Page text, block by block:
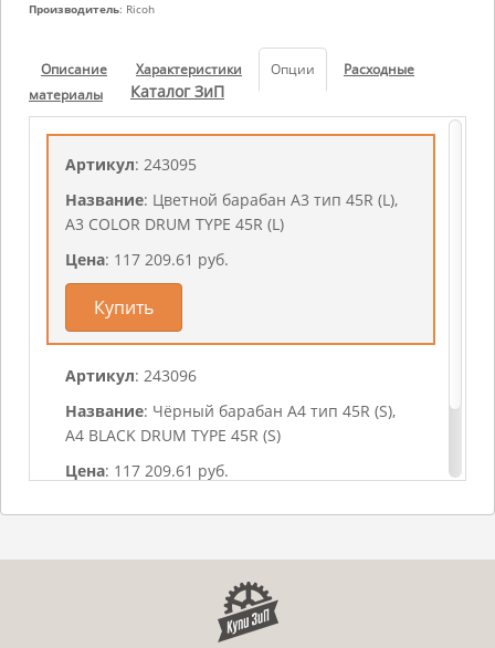
Производитель: Ricoh
Описание Характеристики Опции
Расходные
материалы
Каталог ЗиП
Артикул: 243095
Название: Цветной барабан A3 тип 45R (L),
A3 COLOR DRUM TYPE 45R (L)
Цена: 117 209.61 руб.
Купить
Артикул: 243096
Название: Чёрный барабан A4 тип 45R (S),
A4 BLACK DRUM TYPE 45R (S)
Цена: 117 209.61 руб.
Купить